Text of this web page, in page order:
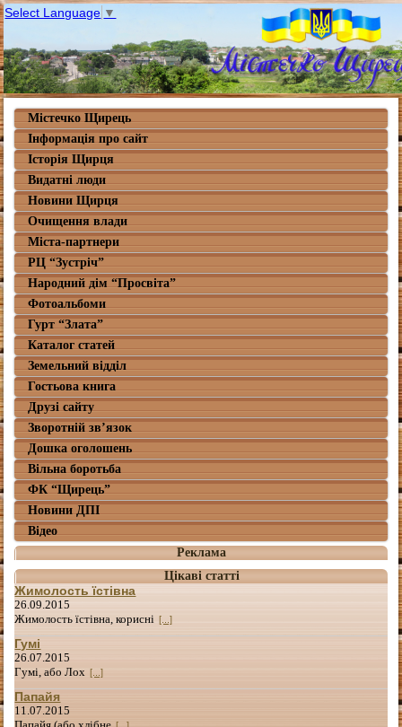
Select Language ▼
Містечко Щирець
Інформація про сайт
Історія Щирця
Видатні люди
Новини Щирця
Очищення влади
Міста-партнери
РЦ “Зустріч”
Народний дім “Просвіта”
Фотоальбоми
Гурт “Злата”
Каталог статей
Земельний відділ
Гостьова книга
Друзі сайту
Зворотній зв’язок
Дошка оголошень
Вільна боротьба
ФК “Щирець”
Новини ДПІ
Відео
Реклама
Цікаві статті
Жимолость їстівна
26.09.2015
Жимолость їстівна, корисні [...]
Гумі
26.07.2015
Гумі, або Лох [...]
Папайя
11.07.2015